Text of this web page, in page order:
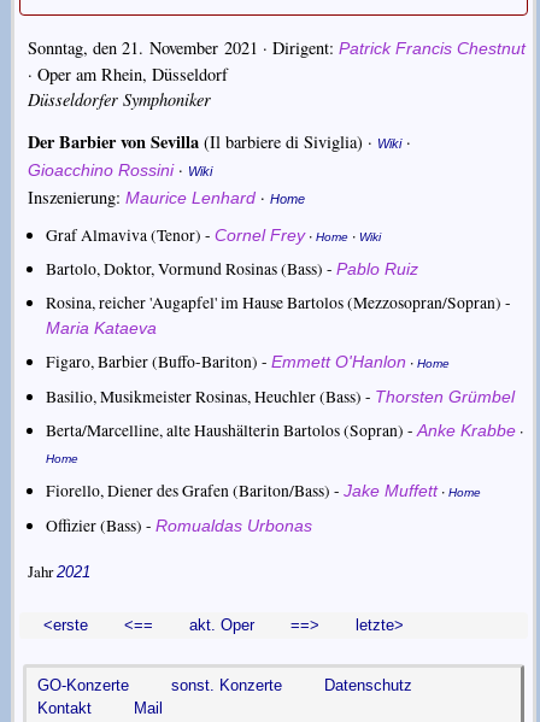
Sonntag, den 21. November 2021 · Dirigent:Patrick Francis Chestnut
·Oper am Rhein, Düsseldorf
Düsseldorfer Symphoniker
Der Barbier von Sevilla (Il barbiere di Siviglia) · Wiki·
Gioacchino Rossini· Wiki
Inszenierung:Maurice Lenhard ·Home
Graf Almaviva (Tenor) - Cornel Frey· Home· Wiki
Bartolo, Doktor, Vormund Rosinas (Bass) - Pablo Ruiz
Rosina, reicher 'Augapfel' im Hause Bartolos (Mezzosopran/Sopran) -
Maria Kataeva
Figaro, Barbier (Buffo-Bariton) - Emmett O'Hanlon · Home
Basilio, Musikmeister Rosinas, Heuchler (Bass) - Thorsten Grümbel
Berta/Marcelline, alte Haushälterin Bartolos (Sopran) -Anke Krabbe·
Home
Fiorello, Diener des Grafen (Bariton/Bass) - Jake Muffett· Home
Offizier (Bass) - Romualdas Urbonas
Jahr2021
<erste <== akt. Oper ==> letzte>
GO-Konzerte sonst. Konzerte
Datenschutz
Kontakt
Mail